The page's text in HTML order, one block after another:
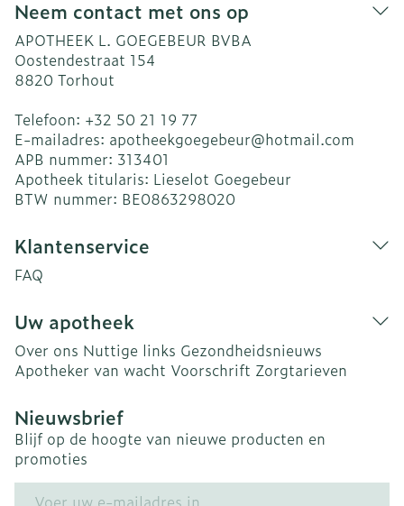
Neem contact met ons op
APOTHEEK L. GOEGEBEUR BVBA
Oostendestraat 154
8820 Torhout
Telefoon: +32 50 21 19 77
E-mailadres: apotheekgoegebeur@hotmail.com
APB nummer: 313401
Apotheek titularis: Lieselot Goegebeur
BTW nummer: BE0863298020
Klantenservice
FAQ
Uw apotheek
Over ons Nuttige links Gezondheidsnieuws
Apotheker van wacht Voorschrift Zorgtarieven
Nieuwsbrief
Blijf op de hoogte van nieuwe producten en
promoties